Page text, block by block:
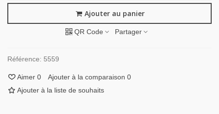
Ajouter au panier
QR Code Partager
Référence: 5559
Aimer 0 Ajouter à la comparaison 0
Ajouter à la liste de souhaits